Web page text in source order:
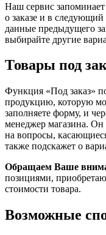
Наш сервис
о заказе и в
данные предыдущего
выбирайте другие
Товары под
Функция «Под заказ»
продукцию, которую
заполняете форму, и
менеджер магазина. Он
на вопросы,
также подскажет о
Обращаем Ваше
позициями,
стоимости товара.
Возможные